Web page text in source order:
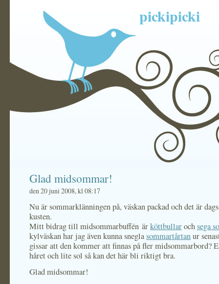
pickipicki
Glad midsommar!
den 20 juni 2008, kl 08:17
Nu är sommarklänningen på, väskan packad och det är
kusten.
Mitt bidrag till midsommarbuffén ärköttbullarochsega
kylväskan har jag även kunna sneglasommartårtanur
gissar att den kommer att finnas på fler midsommarbord?
håret och lite sol så kan det här bli riktigt bra.
Glad midsommar!